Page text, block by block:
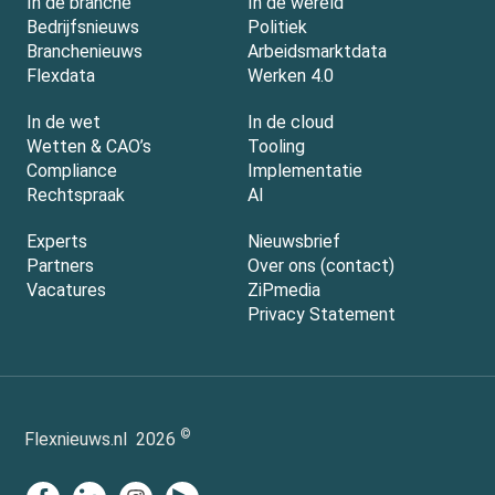
Bedrijfsnieuws
Branchenieuws
Flexdata
Politiek
Arbeidsmarktdata
Werken 4.0
In de wet
Wetten & CAO’s
Compliance
Rechtspraak
In de cloud
Tooling
Implementatie
AI
Experts
Partners
Vacatures
Nieuwsbrief
Over ons (contact)
ZiPmedia
Privacy Statement
Flexnieuws.nl 2026 ©